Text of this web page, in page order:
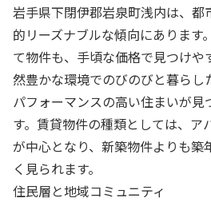
岩手県下閉伊郡岩泉町浅内は、都
的リーズナブルな傾向にあります
て物件も、手頃な価格で見つけや
然豊かな環境でのびのびと暮らし
パフォーマンスの高い住まいが見
す。賃貸物件の種類としては、ア
が中心となり、新築物件よりも築
く見られます。
住民層と地域コミュニティ